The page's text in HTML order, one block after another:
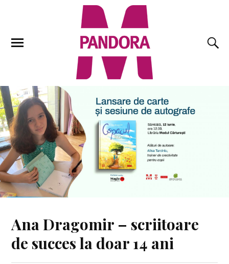
Ana Dragomir – scriitoare
de succes la doar 14 ani